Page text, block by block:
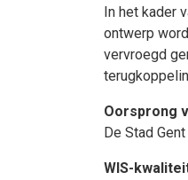
In het kader
ontwerp
vervroegd
Oorsprong
De Stad
WIS-